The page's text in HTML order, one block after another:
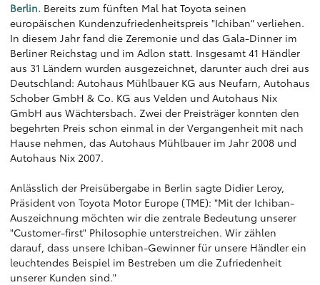
Berlin. Bereits zum fünften Mal hat Toyota seinen
europäischen Kundenzufriedenheitspreis "Ichiban" verliehen.
In diesem Jahr fand die Zeremonie und das Gala-Dinner im
Berliner Reichstag und im Adlon statt. Insgesamt 41 Händler
aus 31 Ländern wurden ausgezeichnet, darunter auch drei aus
Deutschland: Autohaus Mühlbauer KG aus Neufarn, Autohaus
Schober GmbH & Co. KG aus Velden und Autohaus Nix
GmbH aus Wächtersbach. Zwei der Preisträger konnten den
begehrten Preis schon einmal in der Vergangenheit mit nach
Hause nehmen, das Autohaus Mühlbauer im Jahr 2008 und
Autohaus Nix 2007.
Anlässlich der Preisübergabe in Berlin sagte Didier Leroy,
Präsident von Toyota Motor Europe (TME): "Mit der Ichiban-
Auszeichnung möchten wir die zentrale Bedeutung unserer
"Customer-first" Philosophie unterstreichen. Wir zählen
darauf, dass unsere Ichiban-Gewinner für unsere Händler ein
leuchtendes Beispiel im Bestreben um die Zufriedenheit
unserer Kunden sind."